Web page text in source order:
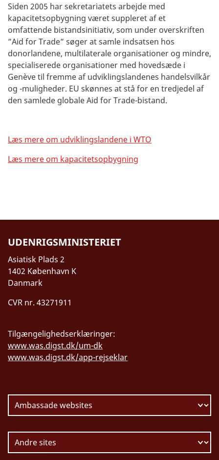
Siden 2005 har sekretariatets arbejde med
kapacitetsopbygning været suppleret af et
omfattende bistandsinitiativ, som under overskriften
”Aid for Trade” søger at samle indsatsen hos
donorlandene, multilaterale organisationer og mindre,
specialiserede organisationer med hovedsæde i
Genève til fremme af udviklingslandenes handelsvilkår
og -muligheder. EU skønnes at stå for en tredjedel af
den samlede globale Aid for Trade-bistand.
Læs mere om udviklingslandene i WTO
Læs mere om kapacitetsopbygning
UDENRIGSMINISTERIET
Asiatisk Plads 2
1402 København K
Danmark
CVR nr. 43271911
Tilgængelighedserklæringer:
www.was.digst.dk/um-dk
www.was.digst.dk/app-rejseklar